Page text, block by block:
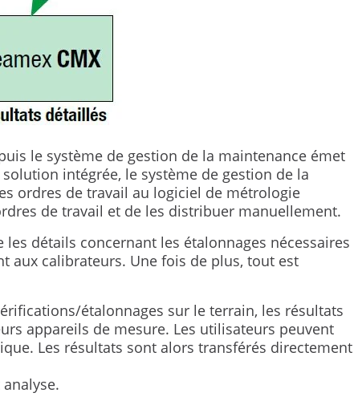
le système de gestion de la maintenance émet
intégrée, le système de gestion de la
ordres de travail au logiciel de métrologie
de travail et de les distribuer manuellement.
détails concernant les étalonnages nécessaires
aux calibrateurs. Une fois de plus, tout est
étalonnages sur le terrain, les résultats
appareils de mesure. Les utilisateurs peuvent
Les résultats sont alors transférés directement